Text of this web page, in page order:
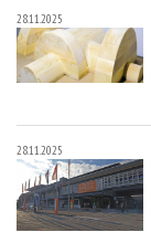
28.11.2025
28.11.2025